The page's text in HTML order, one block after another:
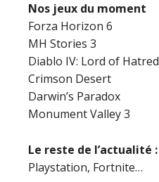
Nos jeux du moment
Forza Horizon 6
MH Stories 3
Diablo IV: Lord of Hatred
Crimson Desert
Darwin’s Paradox
Monument Valley 3
Le reste de l’actualité :
Playstation, Fortnite…